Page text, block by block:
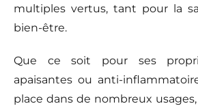
multiples vertus, tant pour la
bien-être.
Que ce soit pour ses
apaisantes ou anti-
place dans de nombreux